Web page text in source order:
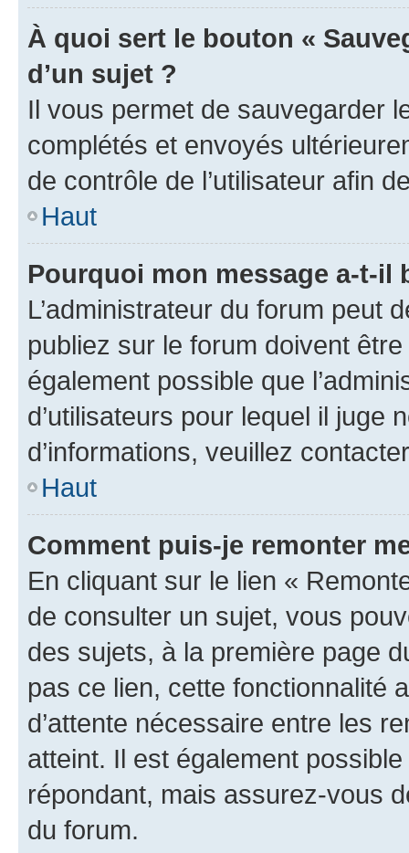
À quoi sert le bouton «
d’un sujet ?
Il vous permet de sauvegarder
complétés et envoyés
de contrôle de l’utilisateur afin
Haut
Pourquoi mon message a-t-il
L’administrateur du forum peut
publiez sur le forum doivent
également possible que
d’utilisateurs pour lequel il juge
d’informations, veuillez
Haut
Comment puis-je remonter
En cliquant sur le lien «
de consulter un sujet, vous
des sujets, à la première page
pas ce lien, cette fonctionnalité
d’attente nécessaire entre les
atteint. Il est également
répondant, mais assurez-vous
du forum.